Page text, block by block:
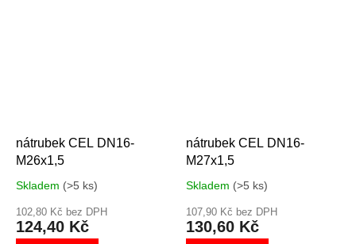
nátrubek CEL DN16-
M26x1,5
Skladem (>5 ks)
102,80 Kč bez DPH
124,40 Kč
nátrubek CEL DN16-
M27x1,5
Skladem (>5 ks)
107,90 Kč bez DPH
130,60 Kč